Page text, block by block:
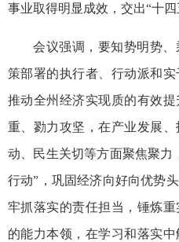
事业取得明显成效，交出“十四
会议强调，要知势明势
策部署的执行者、行动派和
推动全州经济实现质的有效
重、勠力攻坚，在产业发展
动、民生关切等方面聚焦聚力
行动”，巩固经济向好向优势
牢抓落实的责任担当，锤炼
的能力本领，在学习和落实